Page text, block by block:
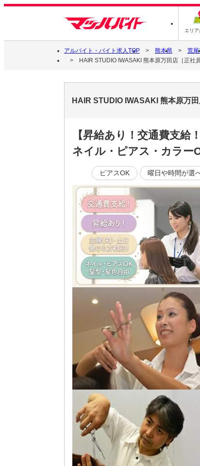
エリ
アルバイト・バイト求人TOP 熊本県 荒
HAIR STUDIO IWASAKI 熊本原万田店［正社
HAIR STUDIO IWASAKI 熊本原万
【昇給あり！交通費支
ネイル・ピアス・カラー
ピアスOK 曜日や時間が選